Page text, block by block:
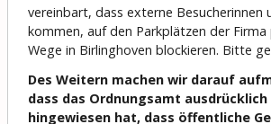
vereinbart, dass externe
kommen, auf den Parkplätzen der
Wege in Birlinghoven blockieren. Bitte
Des Weitern machen wir darauf
dass das Ordnungsamt
hingewiesen hat, dass öffentliche